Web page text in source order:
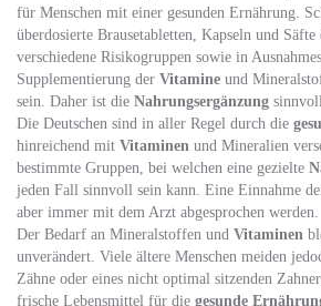
für Menschen mit einer gesunden Ernährung.
überdosierte Brausetabletten, Kapseln und
verschiedene Risikogruppen sowie in
Supplementierung der Vitamine und
sein. Daher ist die Nahrungsergänzung
Die Deutschen sind in aller Regel durch die
hinreichend mit Vitaminen und Mineralien
bestimmte Gruppen, bei welchen eine gezielte
jeden Fall sinnvoll sein kann. Eine Einnahme
aber immer mit dem Arzt abgesprochen werden.
Der Bedarf an Mineralstoffen und Vitaminen
unverändert. Viele ältere Menschen meiden
Zähne oder eines nicht optimal sitzenden
frische Lebensmittel für die gesunde